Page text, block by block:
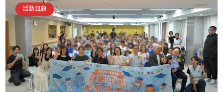
活動回顧